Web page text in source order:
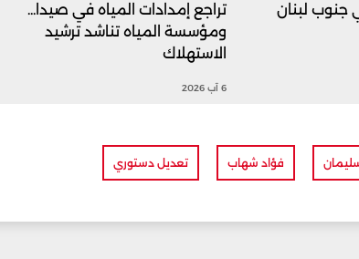
جنوب لبنان
تراجع إمدادات المياه في صيدا...
ومؤسسة المياه تناشد ترشيد
الاستهلاك
6 آب 2026
فؤاد شهاب تعديل دستوري